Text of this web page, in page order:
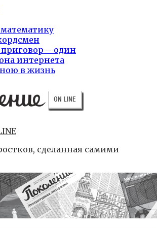
приговор – один
интернета
в жизнь
сделанная самими